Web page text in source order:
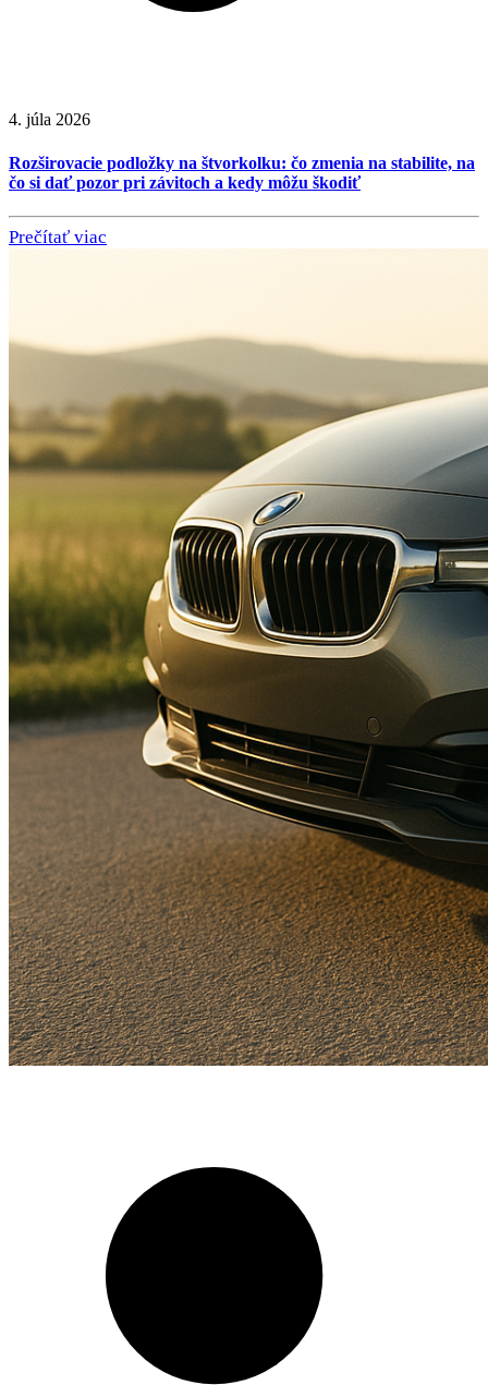
4. júla 2026
Rozširovacie podložky na štvorkolku: čo zmenia na stabilite, na
čo si dať pozor pri závitoch a kedy môžu škodiť
Prečítať viac